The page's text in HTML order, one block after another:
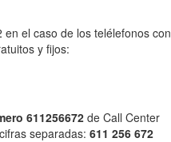
el caso de los telélefonos con
y fijos:
611256672 de Call Center
separadas: 611 256 672